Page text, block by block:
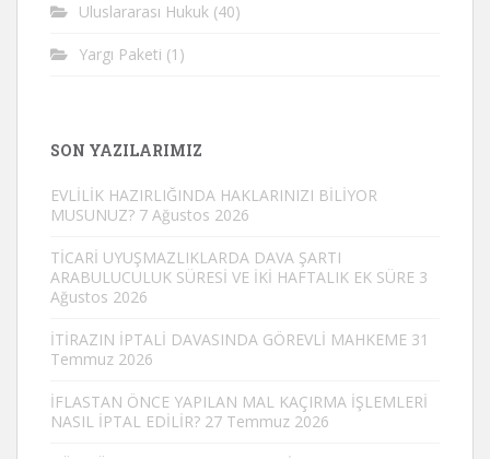
Uluslararası Hukuk (40)
Yargı Paketi (1)
SON YAZILARIMIZ
EVLİLİK HAZIRLIĞINDA HAKLARINIZI BİLİYOR
MUSUNUZ? 7 Ağustos 2026
TİCARİ UYUŞMAZLIKLARDA DAVA ŞARTI
ARABULUCULUK SÜRESİ VE İKİ HAFTALIK EK SÜRE 3
Ağustos 2026
İTİRAZIN İPTALİ DAVASINDA GÖREVLİ MAHKEME 31
Temmuz 2026
İFLASTAN ÖNCE YAPILAN MAL KAÇIRMA İŞLEMLERİ
NASIL İPTAL EDİLİR? 27 Temmuz 2026